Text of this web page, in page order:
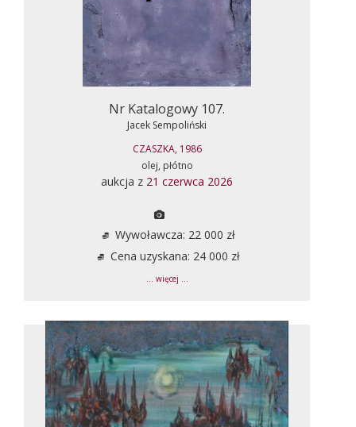
Nr Katalogowy 107.
Jacek Sempoliński
CZASZKA, 1986
olej, płótno
aukcja z 21 czerwca 2026
Wywoławcza: 22 000 zł
Cena uzyskana: 24 000 zł
... więcej ...